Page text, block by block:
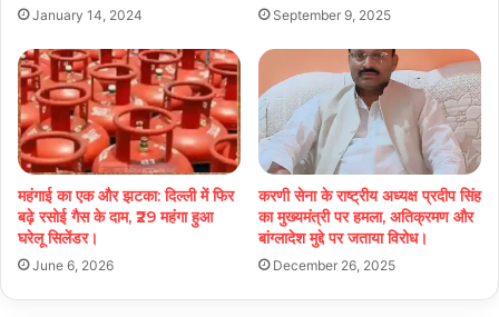
January 14, 2024 September 9, 2025
महंगाई का एक और झटका: दिल्ली में फिर
बढ़े रसोई गैस के दाम, ₹29 महंगा हुआ
घरेलू सिलेंडर।
June 6, 2026
करणी सेना के राष्ट्रीय अध्यक्ष प्रदीप सिंह
का मुख्यमंत्री पर हमला, अतिक्रमण और
बांग्लादेश मुद्दे पर जताया विरोध।
December 26, 2025